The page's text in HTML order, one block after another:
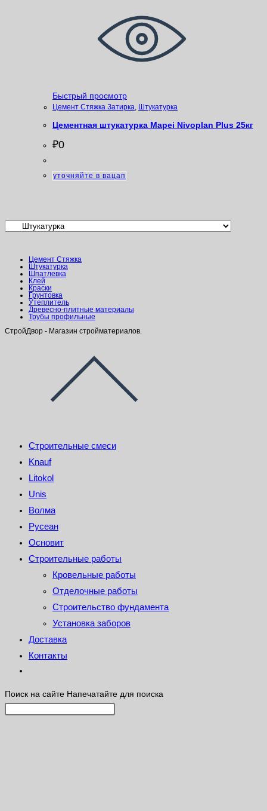
Быстрый просмотр
Цемент Стяжка Затирка, Штукатурка
Цементная штукатурка Mapei Nivoplan Plus 25кг
₽0
уточняйте в вацап
Цемент Стяжка
Штукатурка
Шпатлевка
Клей
Краски
Грунтовка
Утеплитель
Древесно-плитные материалы
Трубы профильные
СтройДвор - Магазин стройматериалов.
Строительные смеси
Knauf
Litokol
Unis
Волма
Русеан
Основит
Строительные работы
Кровельные работы
Отделочные работы
Строительство фундамента
Установка заборов
Доставка
Контакты
Поиск на сайте Напечатайте для поиска